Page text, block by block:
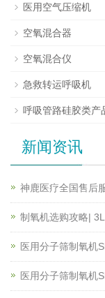
医用空气压缩机
空氧混合器
空氧混合仪
急救转运呼吸机
呼吸管路硅胶类产
新闻资讯
神鹿医疗全国售后
制氧机选购攻略|
医用分子筛制氧机
医用分子筛制氧机